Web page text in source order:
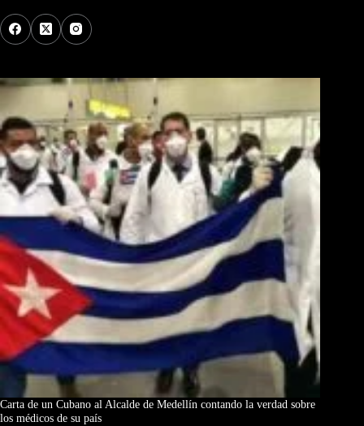
Carta de un Cubano al Alcalde de Medellín contando la verdad sobre
los médicos de su país